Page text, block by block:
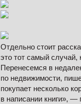
Отдельно стоит
это тот самый
Перенесемся в
по недвижимости,
покупает несколько
в написании книги»,